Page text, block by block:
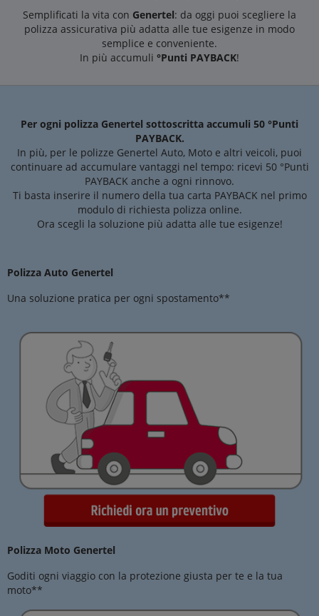
Semplificati la vita con Genertel: da oggi puoi scegliere la
polizza assicurativa più adatta alle tue esigenze in modo
semplice e conveniente.
In più accumuli °Punti PAYBACK!
Per ogni polizza Genertel sottoscritta accumuli 50 °Punti
PAYBACK.
In più, per le polizze Genertel Auto, Moto e altri veicoli, puoi
continuare ad accumulare vantaggi nel tempo: ricevi 50 °Punti
PAYBACK anche a ogni rinnovo.
Ti basta inserire il numero della tua carta PAYBACK nel primo
modulo di richiesta polizza online.
Ora scegli la soluzione più adatta alle tue esigenze!
Polizza Auto Genertel
Una soluzione pratica per ogni spostamento**
Polizza Moto Genertel
Goditi ogni viaggio con la protezione giusta per te e la tua
moto**